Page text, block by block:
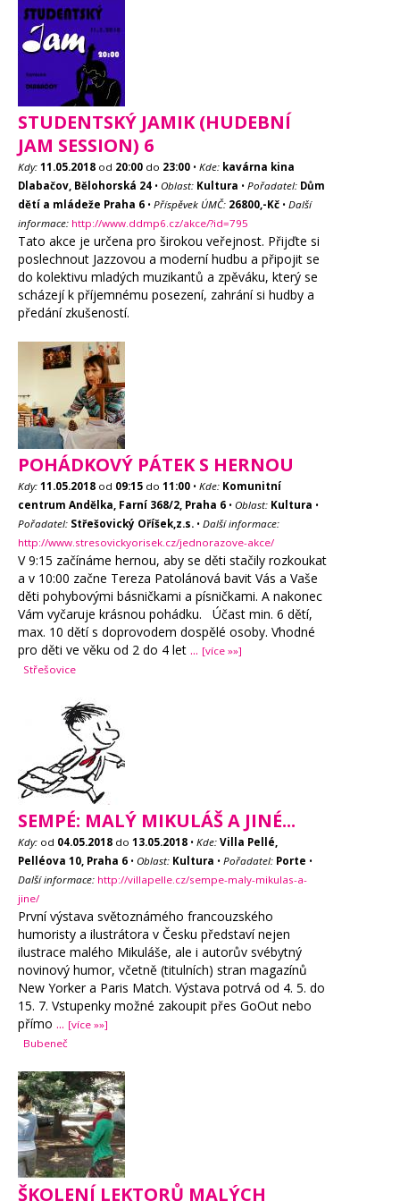
STUDENTSKÝ JAMIK (HUDEBNÍ
JAM SESSION) 6
Kdy: 11.05.2018 od 20:00 do 23:00 • Kde: kavárna kina
Dlabačov, Bělohorská 24 • Oblast: Kultura • Pořadatel: Dům
dětí a mládeže Praha 6 • Příspěvek ÚMČ: 26800,-Kč • Další
informace: http://www.ddmp6.cz/akce/?id=795
Tato akce je určena pro širokou veřejnost. Přijďte si
poslechnout Jazzovou a moderní hudbu a připojit se
do kolektivu mladých muzikantů a zpěváku, který se
scházejí k příjemnému posezení, zahrání si hudby a
předání zkušeností.
POHÁDKOVÝ PÁTEK S HERNOU
Kdy: 11.05.2018 od 09:15 do 11:00 • Kde: Komunitní
centrum Andělka, Farní 368/2, Praha 6 • Oblast: Kultura •
Pořadatel: Střešovický Oříšek,z.s. • Další informace:
http://www.stresovickyorisek.cz/jednorazove-akce/
V 9:15 začínáme hernou, aby se děti stačily rozkoukat
a v 10:00 začne Tereza Patolánová bavit Vás a Vaše
děti pohybovými básničkami a písničkami. A nakonec
Vám vyčaruje krásnou pohádku. Účast min. 6 dětí,
max. 10 dětí s doprovodem dospělé osoby. Vhodné
pro děti ve věku od 2 do 4 let ... [více »»]
Střešovice
SEMPÉ: MALÝ MIKULÁŠ A JINÉ...
Kdy: od 04.05.2018 do 13.05.2018 • Kde: Villa Pellé,
Pelléova 10, Praha 6 • Oblast: Kultura • Pořadatel: Porte •
Další informace: http://villapelle.cz/sempe-maly-mikulas-a-
jine/
První výstava světoznámého francouzského
humoristy a ilustrátora v Česku představí nejen
ilustrace malého Mikuláše, ale i autorův svébytný
novinový humor, včetně (titulních) stran magazínů
New Yorker a Paris Match. Výstava potrvá od 4. 5. do
15. 7. Vstupenky možné zakoupit přes GoOut nebo
přímo ... [více »»]
Bubeneč
ŠKOLENÍ LEKTORŮ MALÝCH